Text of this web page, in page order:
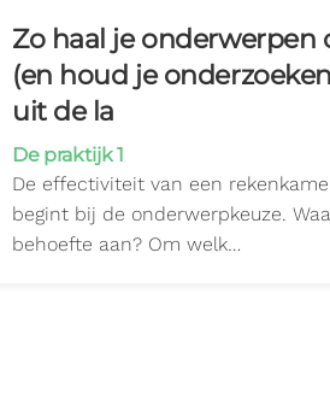
Zo haal je onderwerpen
(en houd je onderzoeken
uit de la
De praktijk 1
De effectiviteit van een
begint bij de onderwerpkeuze.
behoefte aan? Om welk…